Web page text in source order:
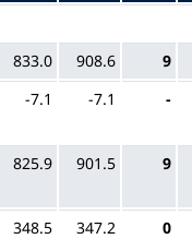
833.0 908.6
9
-7.1 -7.1 -
825.9 901.5 9
348.5 347.2
0